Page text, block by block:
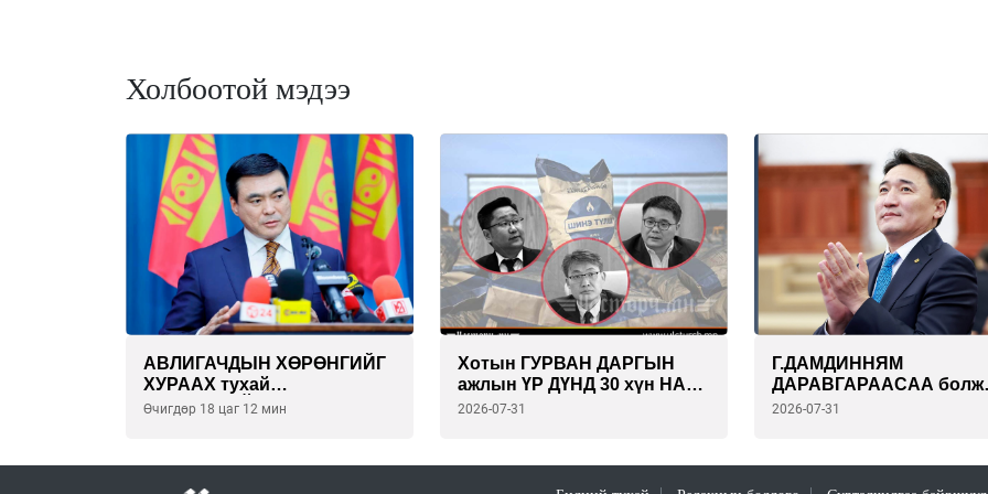
Холбоотой мэдээ
АВЛИГАЧДЫН ХӨРӨНГИЙГ
ХУРААХ тухай
С.АМАРСАЙХАН сайдын
Өчигдөр 18 цаг 12 мин
Хотын ГУРВАН ДАРГЫН
ажлын ҮР ДҮНД 30 хүн НАС
БАРЖЭЭ. Одоо хангалттай
2026-07-31
Г.ДАМДИННЯМ
ДАРАВГАРААСАА болж
Засгийн газраа
2026-07-31